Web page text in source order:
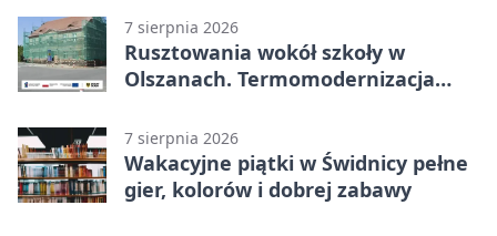
7 sierpnia 2026
Rusztowania wokół szkoły w
Olszanach. Termomodernizacja
7 sierpnia 2026
Wakacyjne piątki w Świdnicy pełne
gier, kolorów i dobrej zabawy